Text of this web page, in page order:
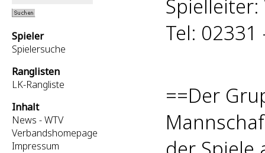
Spieler
Spielersuche
Ranglisten
LK-Rangliste
Inhalt
News - WTV
Verbandshomepage
Impressum
Spielleiter:
Tel:
==Der